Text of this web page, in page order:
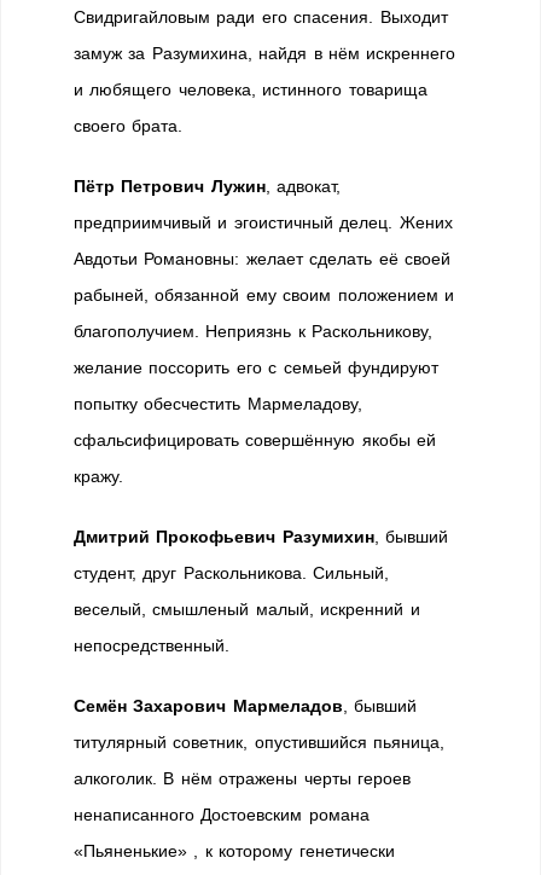
Свидригайловым ради его спасения. Выходит
замуж за Разумихина, найдя в нём искреннего
и любящего человека, истинного товарища
своего брата.
Пётр Петрович Лужин, адвокат,
предприимчивый и эгоистичный делец. Жених
Авдотьи Романовны: желает сделать её своей
рабыней, обязанной ему своим положением и
благополучием. Неприязнь к Раскольникову,
желание поссорить его с семьей фундируют
попытку обесчестить Мармеладову,
сфальсифицировать совершённую якобы ей
кражу.
Дмитрий Прокофьевич Разумихин, бывший
студент, друг Раскольникова. Сильный,
веселый, смышленый малый, искренний и
непосредственный.
Семён Захарович Мармеладов , бывший
титулярный советник, опустившийся пьяница,
алкоголик. В нём отражены черты героев
ненаписанного Достоевским романа
«Пьяненькие» , к которому генетически